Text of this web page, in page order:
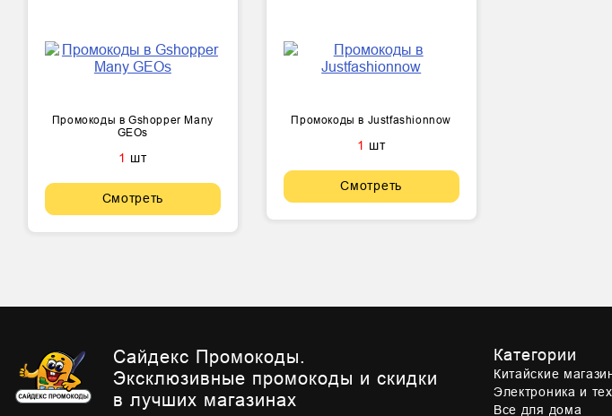
Промокоды в Gshopper Many
GEOs
1 шт
Смотреть
Промокоды в Justfashionnow
1 шт
Смотреть
Сайдекс Промокоды.
Эксклюзивные промокоды и скидки
в лучших магазинах
Категории
Китайские
Электроника и
Все для дома